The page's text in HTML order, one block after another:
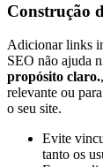
Construção
Adicionar links
SEO não ajuda
propósito claro.
relevante ou
o seu site.
Evite
tanto os